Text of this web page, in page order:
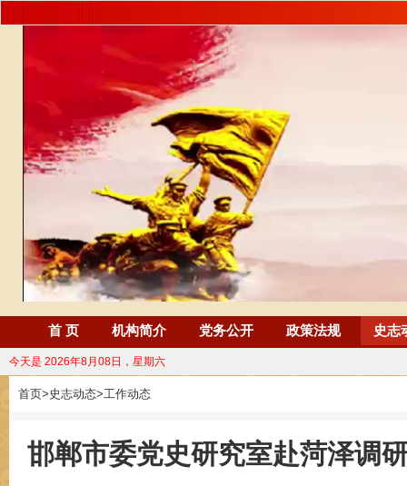
首 页 机构简介 党务公开 政策法规 史志
今天是 2026年8月08日，星期六
首页>史志动态>工作动态
邯郸市委党史研究室赴菏泽调